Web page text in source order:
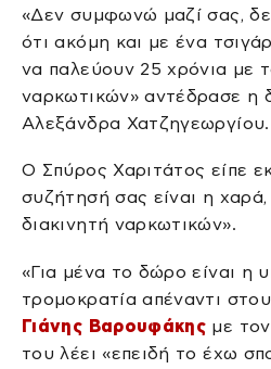
«Δεν συμφωνώ μαζί σας,
ότι ακόμη και με ένα
να παλεύουν 25 χρόνια με
ναρκωτικών» αντέδρασε η
Αλεξάνδρα Χατζηγεωργίου.
Ο Σπύρος Χαριτάτος είπε
συζήτησή σας είναι η
διακινητή ναρκωτικών».
«Για μένα το δώρο είναι η
τρομοκρατία απέναντι
Γιάνης Βαρουφάκης με
του λέει «επειδή το έχω